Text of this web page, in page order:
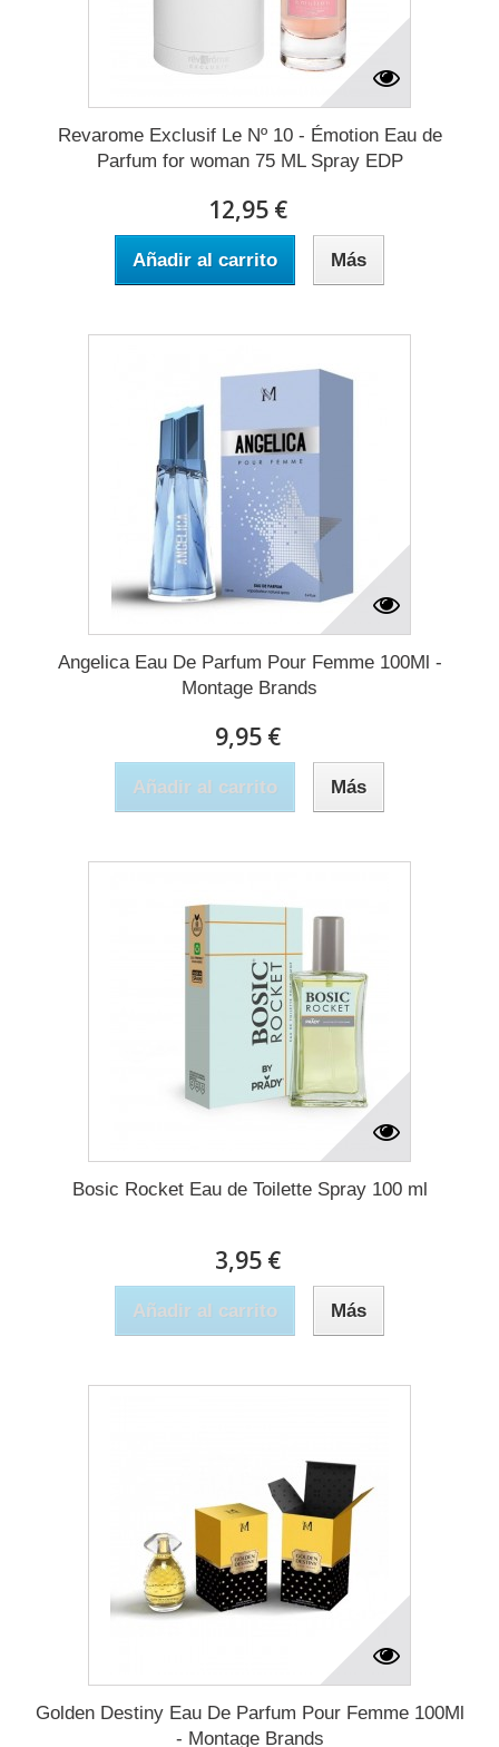
Revarome Exclusif Le Nº 10 - Émotion Eau de
Parfum for woman 75 ML Spray EDP
12,95 €
Añadir al carrito Más
Angelica Eau De Parfum Pour Femme 100Ml -
Montage Brands
9,95 €
Añadir al carrito Más
Bosic Rocket Eau de Toilette Spray 100 ml
3,95 €
Añadir al carrito Más
Golden Destiny Eau De Parfum Pour Femme 100Ml
- Montage Brands